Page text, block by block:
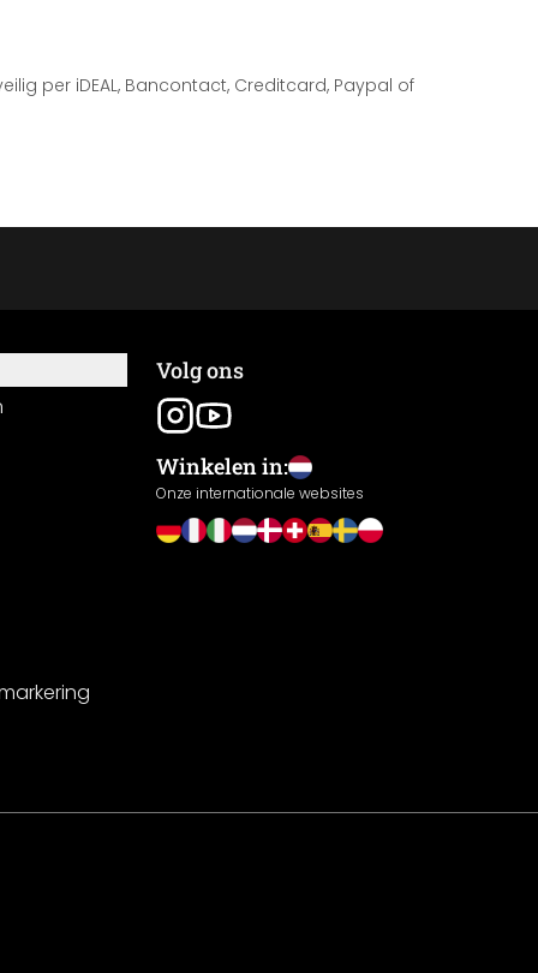
per iDEAL, Bancontact, Creditcard, Paypal of
Volg ons
Winkelen in:
Onze internationale websites